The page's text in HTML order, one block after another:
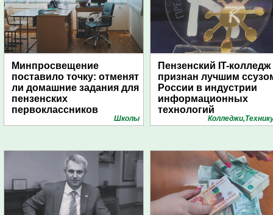
Минпросвещение
поставило точку: отменят
ли домашние задания для
пензенских
первоклассников
Школы
Пензенский IT-колледж
признан лучшим
России в индустрии
информационных
технологий